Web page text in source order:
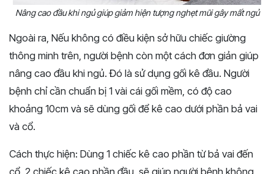
Nâng cao đầu khi ngủ giúp giảm hiện tượng nghẹt mũi gây mất ngủ
Ngoài ra, Nếu không có điều kiện sở hữu chiếc giường
thông minh trên, người bệnh còn một cách đơn giản giúp
nâng cao đầu khi ngủ. Đó là sử dụng gối kê đầu. Người
bệnh chỉ cần chuẩn bị 1 vài cái gối mềm, có độ cao
khoảng 10cm và sẽ dùng gối để kê cao dưới phần bả vai
và cổ.
Cách thực hiện: Dùng 1 chiếc kê cao phần từ bả vai đến